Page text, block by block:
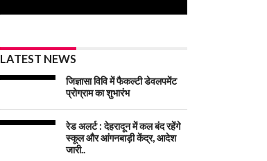
LATEST NEWS
जिज्ञासा विवि में फैकल्टी डेवलपमेंट
प्रोग्राम का शुभारंभ
रेड अलर्ट : देहरादून में कल बंद रहेंगे
स्कूल और आंगनबाड़ी केंद्र, आदेश
जारी..